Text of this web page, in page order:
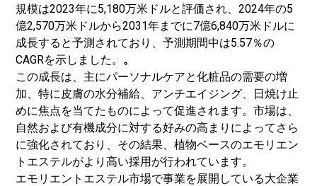
規模は2023年に5,180万米ドルと評価され、2024年の5
億2,570万米ドルから2031年までに7億6,840万米ドルに
成長すると予測されており、予測期間中は5.57％の
CAGRを示しました。 。
この成長は、主にパーソナルケアと化粧品の需要の増
加、特に皮膚の水分補給、アンチエイジング、日焼け止
めに焦点を当てたものによって促進されます。市場は、
自然および有機成分に対する好みの高まりによってさら
に強化されており、その結果、植物ベースのエモリエン
トエステルがより高い採用が行われています。
エモリエントエステル市場で事業を展開している大企業